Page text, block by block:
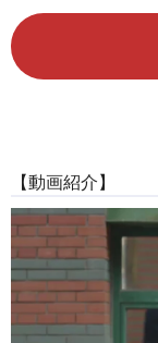
【動画紹介】